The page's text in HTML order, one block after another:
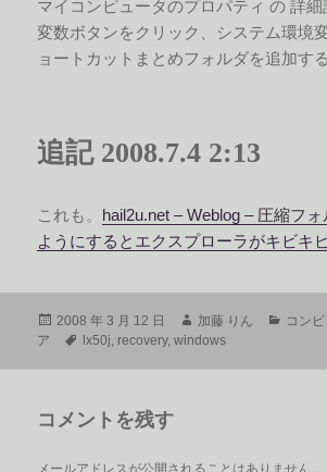
マイコンピュータのプロパティ の 詳
変数ボタンをクリック、システム環境
ョートカットまとめフォルダを追加する
追記 2008.7.4 2:13
これも。 hail2u.net – Weblog – 圧縮フ
ようにするとエクスプローラがキビキ
投
稿
2008 年 3 月 12 日
作
成
加藤 りん
カ
コン
ア
タ
lx50j, recovery,windows
コメントを残す
メールアドレスが公開されることはありません。